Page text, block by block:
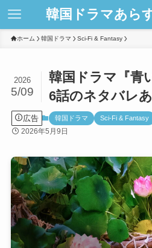
韓国ドラマあら
ホーム 韓国ドラマ Sci-Fi & Fantasy
韓国ドラマ『青
6話のネタバレ
2026
5/09
広告 韓国ドラマ Sci-Fi & Fantasy
2026年5月9日